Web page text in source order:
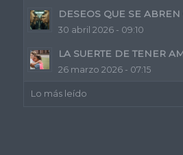
DESEOS QUE SE
30 abril 2026 - 09:10
LA SUERTE DE TENER
26 marzo 2026 - 07:15
Lo más leído